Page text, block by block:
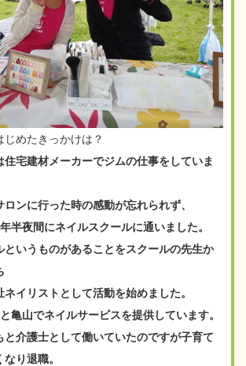
めたきっかけは？
住宅建材メーカーでジムの仕事をしていま
ンに行った時の感動が忘れられず、
半夜間にネイルスクールに通いました。
というものがあることをスクールの先生か
イリストとして活動を始めました。
亀山でネイルサービスを提供しています。
と介護士として働いていたのですが子育て
り退職。